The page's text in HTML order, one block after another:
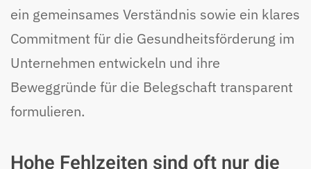
ein gemeinsames Verständnis sowie ein klares
Commitment für die Gesundheitsförderung im
Unternehmen entwickeln und ihre
Beweggründe für die Belegschaft transparent
formulieren.
Hohe Fehlzeiten sind oft nur die